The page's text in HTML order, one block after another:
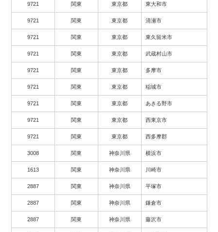
9721 関東 東京都 東大和市
9721 関東 東京都 清瀬市
9721 関東 東京都 東久留米市
9721 関東 東京都 武蔵村山市
9721 関東 東京都 多摩市
9721 関東 東京都 稲城市
9721 関東 東京都 あきる野市
9721 関東 東京都 西東京市
9721 関東 東京都 西多摩郡
3008 関東 神奈川県 横浜市
1613 関東 神奈川県 川崎市
2887 関東 神奈川県 平塚市
2887 関東 神奈川県 鎌倉市
2887 関東 神奈川県 藤沢市